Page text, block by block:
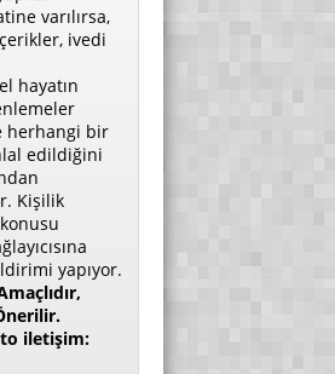
varılırsa,
ivedi
hayatın
herhangi bir
edildiğini
Kişilik
yapıyor.
to iletişim: